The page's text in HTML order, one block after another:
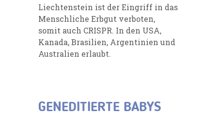
Liechtenstein ist der Eingriff in das
Menschliche Erbgut verboten,
somit auch CRISPR. In den USA,
Kanada, Brasilien, Argentinien und
Australien erlaubt.
GENEDITIERTE BABYS